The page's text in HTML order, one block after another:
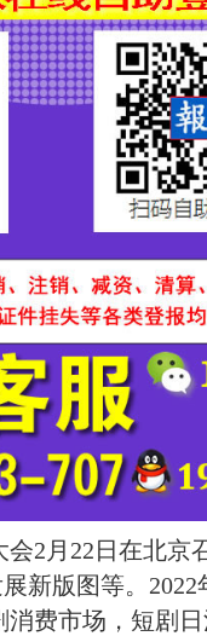
会2月22日在北京
新版图等。
费市场，短剧